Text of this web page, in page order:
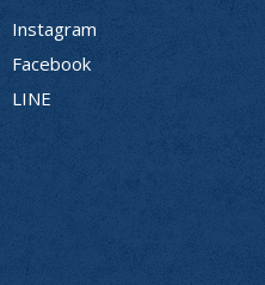
Instagram
Facebook
LINE